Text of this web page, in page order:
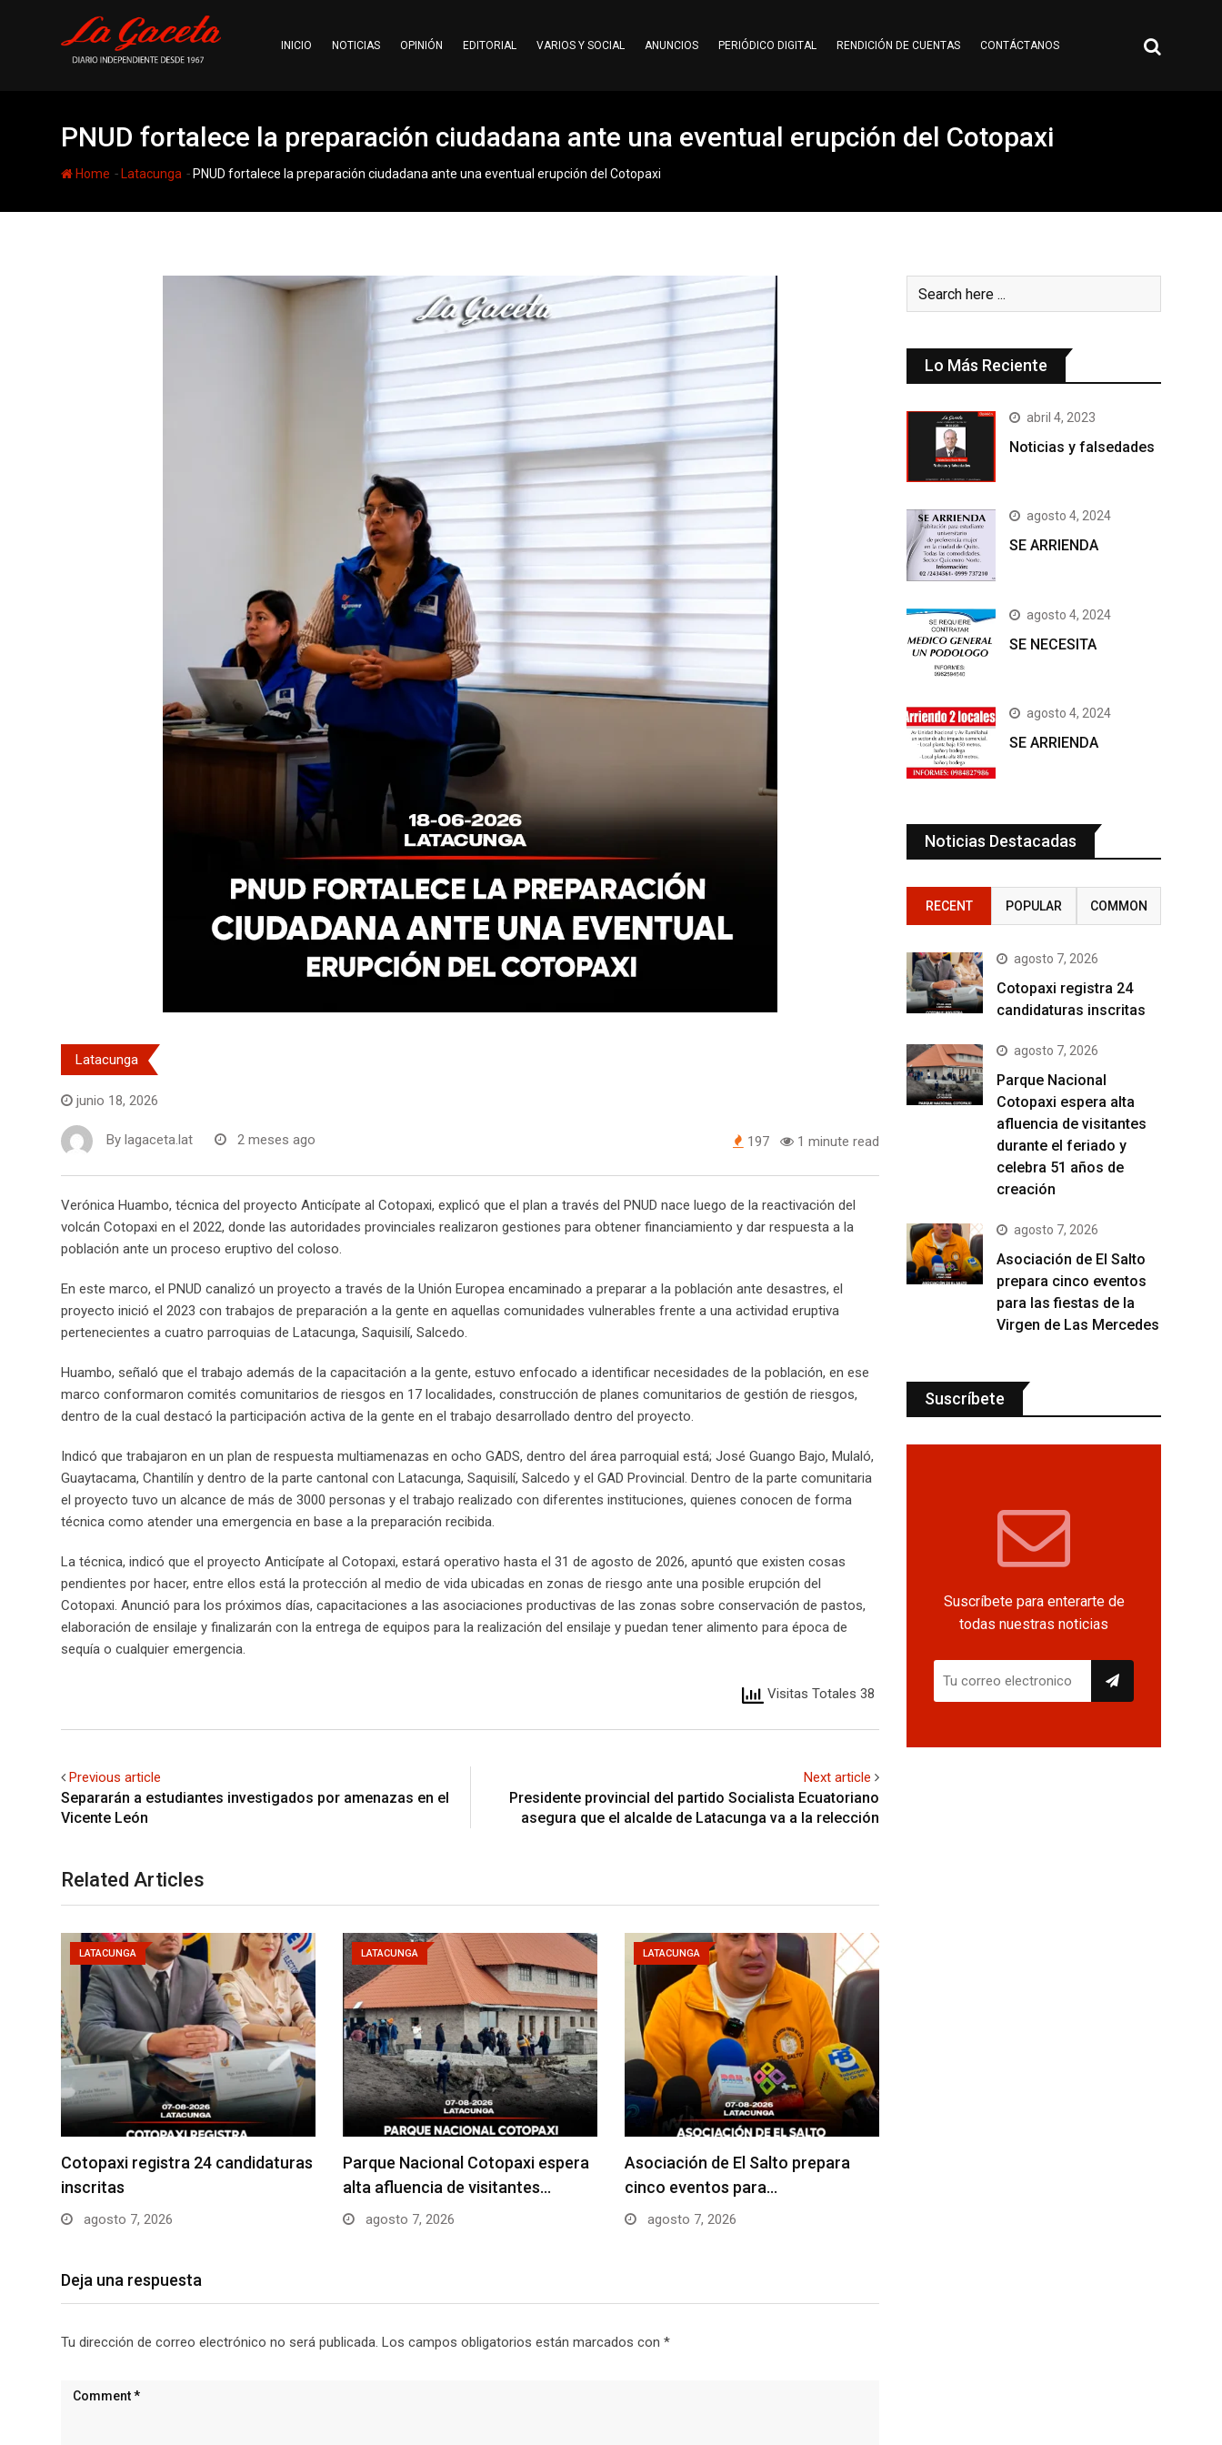
INICIO NOTICIAS OPINIÓN EDITORIAL VARIOS Y SOCIAL ANUNCIOS PERIÓDICO DIGITAL RENDICIÓN DE CUENTAS CONTÁCTANOS
PNUD fortalece la preparación ciudadana ante una eventual erupción del Cotopaxi
Home - Latacunga - PNUD fortalece la preparación ciudadana ante una eventual erupción del Cotopaxi
Latacunga
junio 18, 2026
By lagaceta.lat 2 meses ago 197 1 minute read
Verónica Huambo, técnica del proyecto Anticípate al Cotopaxi, explicó que el plan a través del PNUD nace luego de la reactivación del
volcán Cotopaxi en el 2022, donde las autoridades provinciales realizaron gestiones para obtener financiamiento y dar respuesta a la
población ante un proceso eruptivo del coloso.
En este marco, el PNUD canalizó un proyecto a través de la Unión Europea encaminado a preparar a la población ante desastres, el
proyecto inició el 2023 con trabajos de preparación a la gente en aquellas comunidades vulnerables frente a una actividad eruptiva
pertenecientes a cuatro parroquias de Latacunga, Saquisilí, Salcedo.
Huambo, señaló que el trabajo además de la capacitación a la gente, estuvo enfocado a identificar necesidades de la población, en ese
marco conformaron comités comunitarios de riesgos en 17 localidades, construcción de planes comunitarios de gestión de riesgos,
dentro de la cual destacó la participación activa de la gente en el trabajo desarrollado dentro del proyecto.
Indicó que trabajaron en un plan de respuesta multiamenazas en ocho GADS, dentro del área parroquial está; José Guango Bajo, Mulaló,
Guaytacama, Chantilín y dentro de la parte cantonal con Latacunga, Saquisilí, Salcedo y el GAD Provincial. Dentro de la parte comunitaria
el proyecto tuvo un alcance de más de 3000 personas y el trabajo realizado con diferentes instituciones, quienes conocen de forma
técnica como atender una emergencia en base a la preparación recibida.
La técnica, indicó que el proyecto Anticípate al Cotopaxi, estará operativo hasta el 31 de agosto de 2026, apuntó que existen cosas
pendientes por hacer, entre ellos está la protección al medio de vida ubicadas en zonas de riesgo ante una posible erupción del
Cotopaxi. Anunció para los próximos días, capacitaciones a las asociaciones productivas de las zonas sobre conservación de pastos,
elaboración de ensilaje y finalizarán con la entrega de equipos para la realización del ensilaje y puedan tener alimento para época de
sequía o cualquier emergencia.
Visitas Totales 38
Previous article
Separarán a estudiantes investigados por amenazas en el
Vicente León
Next article
Presidente provincial del partido Socialista Ecuatoriano
asegura que el alcalde de Latacunga va a la relección
Related Articles
LATACUNGA
Cotopaxi registra 24 candidaturas
inscritas
agosto 7, 2026
LATACUNGA
Parque Nacional Cotopaxi espera
alta afluencia de visitantes…
agosto 7, 2026
LATACUNGA
Asociación de El Salto prepara
cinco eventos para…
agosto 7, 2026
Deja una respuesta
Tu dirección de correo electrónico no será publicada. Los campos obligatorios están marcados con *
Lo Más Reciente
abril 4, 2023
Noticias y falsedades
agosto 4, 2024
SE ARRIENDA
agosto 4, 2024
SE NECESITA
agosto 4, 2024
SE ARRIENDA
Noticias Destacadas
RECENT POPULAR COMMON
agosto 7, 2026
Cotopaxi registra 24
candidaturas inscritas
agosto 7, 2026
Parque Nacional
Cotopaxi espera alta
afluencia de visitantes
durante el feriado y
celebra 51 años de
creación
agosto 7, 2026
Asociación de El Salto
prepara cinco eventos
para las fiestas de la
Virgen de Las Mercedes
Suscríbete
Suscríbete para enterarte de
todas nuestras noticias